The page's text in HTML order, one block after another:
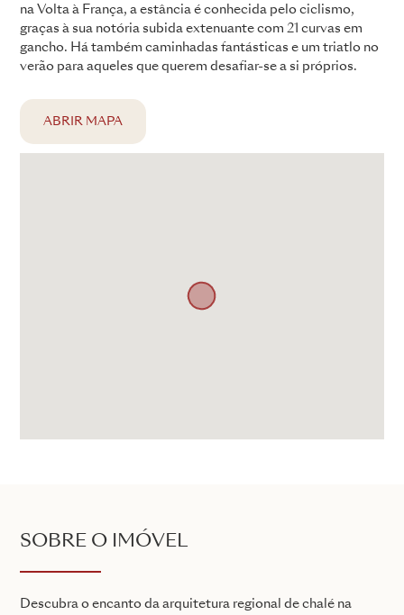
na Volta à França, a estância é conhecida pelo ciclismo,
graças à sua notória subida extenuante com 21 curvas em
gancho. Há também caminhadas fantásticas e um triatlo no
verão para aqueles que querem desafiar-se a si próprios.
ABRIR MAPA
SOBRE O IMÓVEL
Descubra o encanto da arquitetura regional de chalé na